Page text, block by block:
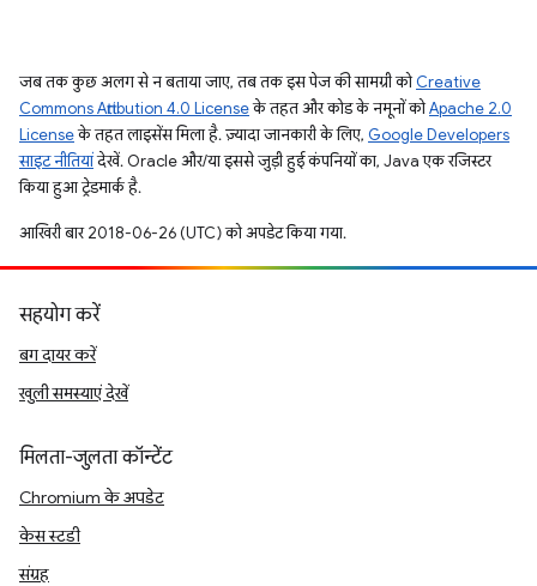
जब तक कुछ अलग से न बताया जाए, तब तक इस पेज की सामग्री कोCreative
Commons Attribution 4.0 Licenseके तहत और कोड के नमूनों कोApache 2.0
Licenseके तहत लाइसेंस मिला है. ज़्यादा जानकारी के लिए, Google Developers
साइट नीतियांदेखें. Oracle और/या इससे जुड़ी हुई कंपनियों का, Java एक रजिस्टर
किया हुआ ट्रेडमार्क है.
आखिरी बार 2018-06-26 (UTC) को अपडेट किया गया.
सहयोग करें
बग दायर करें
खुली समस्याएं देखें
मिलता-जुलता कॉन्टेंट
Chromium के अपडेट
केस स्टडी
संग्रह